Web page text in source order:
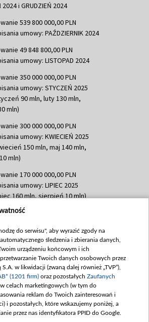
2024 i GRUDZIEŃ 2024
539 800 000,00 PLN
umowy: PAŹDZIERNIK 2024
49 848 800,00 PLN
umowy: LISTOPAD 2024
350 000 000,00 PLN
umowy: STYCZEŃ 2025
90 mln, luty 130 mln,
mln)
300 000 000,00 PLN
umowy: KWIECIEŃ 2025
150 mln, maj 140 mln,
mln)
170 000 000,00 PLN
umowy: LIPIEC 2025
160 mln, sierpień 10 mln)
60 000 000,00 PLN
60 mln)
635 783 051,21 PLN
umowy: WRZESIEŃ 2025
100 mln, październik 350
265 mln)
48 862 000,00 PLN
umowy: GRUDZIEŃ 2025
do serwisu", aby wyrazić zgody na
śledzenia i zbierania danych,
urządzeniu końcowym i ich
Twoich danych osobowych przez
w likwidacji (zwaną dalej również „TVP”),
(1201 firm) oraz pozostałych Zaufanych
, w celach marketingowych (w tym do
reklam do Twoich zainteresowań i
i pozostałych, które wskazujemy poniżej, a
przez nas identyfikatora PPID do Google.